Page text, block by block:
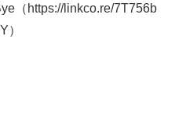
（https://linkco.re/7T756b
）